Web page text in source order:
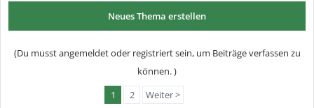
Neues Thema erstellen
(Du musst angemeldet oder registriert sein, um Beiträge verfassen zu
können. )
1
2 Weiter >